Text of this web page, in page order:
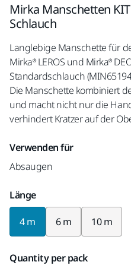
Mirka Manschetten
Schlauch
Langlebige Manschette für
Mirka® LEROS und Mirka®
Standardschlauch
Die Manschette kombiniert
und macht nicht nur die
verhindert Kratzer auf der
Verwenden für
Absaugen
Länge
4 m 6 m 10 m
Quantity per pack